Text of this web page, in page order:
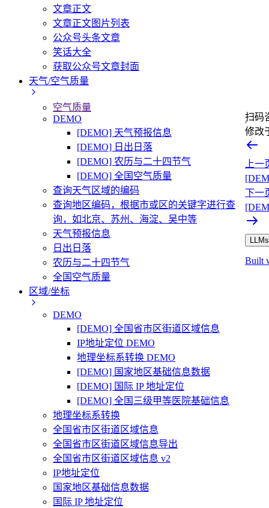
文章正文
文章正文图片列表
公众号头条文章
笑话大全
获取公众号文章封面
天气/空气质量
空气质量
DEMO
[DEMO] 天气预报信息
[DEMO] 日出日落
[DEMO] 农历与二十四节气
[DEMO] 全国空气质量
查询天气区域的编码
查询地区编码，根据市或区的关键字进行查
询，如北京、苏州、海淀、吴中等
天气预报信息
日出日落
农历与二十四节气
全国空气质量
区域/坐标
DEMO
[DEMO] 全国省市区街道区域信息
IP地址定位 DEMO
地理坐标系转换 DEMO
[DEMO] 国家地区基础信息数据
[DEMO] 国际 IP 地址定位
[DEMO] 全国三级甲等医院基础信息
地理坐标系转换
全国省市区街道区域信息
全国省市区街道区域信息导出
全国省市区街道区域信息 v2
IP地址定位
国家地区基础信息数据
国际 IP 地址定位
扫码
修改
上一
下一
Built